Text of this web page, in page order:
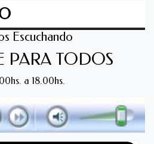
Escuchando
PARA TODOS
a 18.00hs.